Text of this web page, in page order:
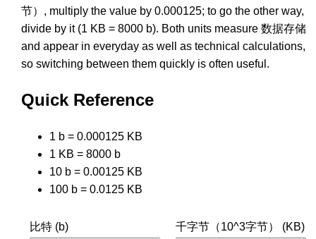
节）, multiply the value by 0.000125; to go the other way,
divide by it (1 KB = 8000 b). Both units measure 数据存储
and appear in everyday as well as technical calculations,
so switching between them quickly is often useful.
Quick Reference
1 b = 0.000125 KB
1 KB = 8000 b
10 b = 0.00125 KB
100 b = 0.0125 KB
比特 (b) 千字节（10^3字节） (KB)